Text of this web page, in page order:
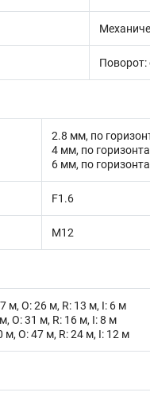
Поворот:
2.8 мм, по
4 мм, по
6 мм, по
F1.6
M12
м, O: 26 м, R: 13 м, I: 6 м
O: 31 м, R: 16 м, I: 8 м
м, O: 47 м, R: 24 м, I: 12 м